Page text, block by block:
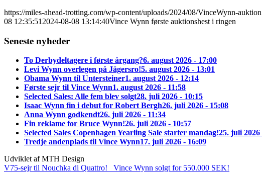
https://miles-ahead-trotting.com/wp-content/uploads/2024/08/VinceWynn-
08 12:35:51 2024-08-08 13:14:40Vince Wynn første auktionshest i ringen
Seneste nyheder
To Derbydeltagere i første årgang?6. august 2026 - 17:00
Levi Wynn overlegen på Jägersro!5. august 2026 - 13:01
Obama Wynn til Untersteiner1. august 2026 - 12:14
Første sejr til Vince Wynn1. august 2026 - 11:58
Selected Sales: Alle fem blev solgt28. juli 2026 - 10:15
Isaac Wynn fin i debut for Robert Bergh26. juli 2026 - 15:08
Anna Wynn godkendt26. juli 2026 - 11:34
Fin reklame for Bruce Wynn!26. juli 2026 - 10:57
Selected Sales Copenhagen Yearling Sale starter mandag!25. juli 2026
Tredje andenplads til Vince Wynn17. juli 2026 - 16:09
Udviklet af MTH Design
V75-sejr til Nouchka di Quattro!
Vince Wynn solgt for 550.000 SEK!